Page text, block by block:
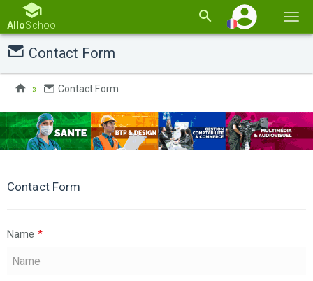
la
AlloSchool
Contact Form
Contact Form
Contact Form
Name *